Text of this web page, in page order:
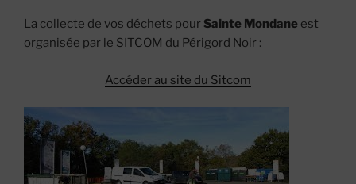
La collecte de vos déchets pour Sainte Mondane est
organisée par le SITCOM du Périgord Noir :
Accéder au site du Sitcom